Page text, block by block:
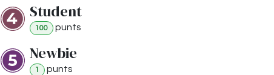
Student
100 punts
Newbie
1 punts